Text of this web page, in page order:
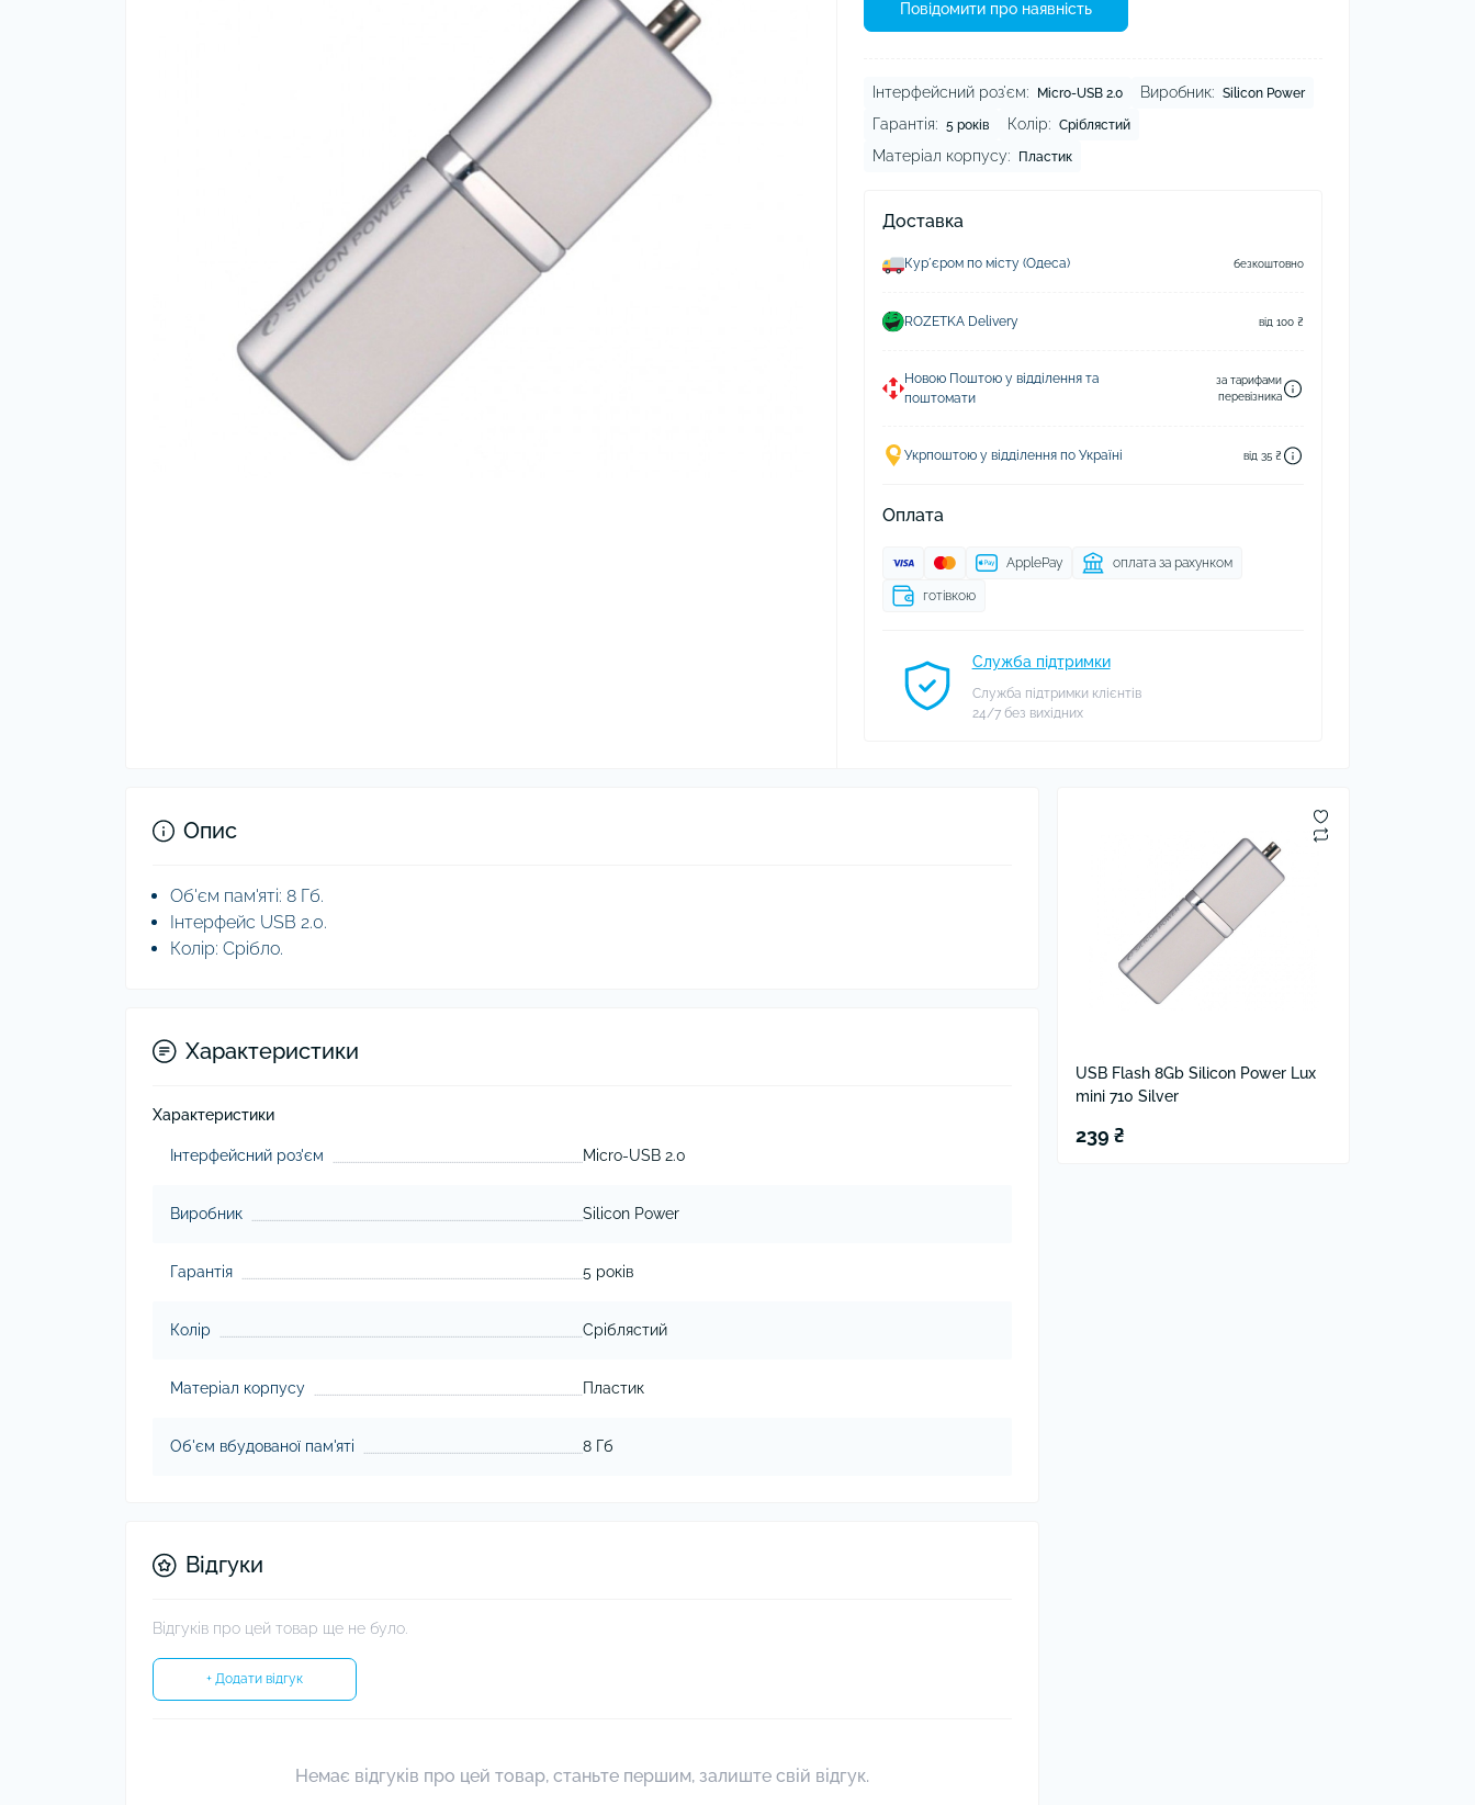
Чохли для навушників
Повідомити про наявність
Інтерфейсний роз'єм: Micro-USB 2.0 Виробник: Silicon Power
Гарантія: 5 років Колір: Сріблястий
Матеріал корпусу: Пластик
Доставка
Курʼєром по місту (Одеса) безкоштовно
ROZETKA Delivery від 100 ₴
Новою Поштою у відділення та
поштомати
за тарифами
перевізника
Укрпоштою у відділення по Україні від 35 ₴
Оплата
ApplePay оплата за рахунком
готівкою
Служба підтримки
Служба підтримки клієнтів
24/7 без вихідних
USB Flash 8Gb Silicon Power Lux
mini 710 Silver
239 ₴
Опис
Об'єм пам'яті: 8 Гб.
Інтерфейс USB 2.0.
Колір: Срібло.
Характеристики
Характеристики
Інтерфейсний роз'єм Micro-USB 2.0
Виробник Silicon Power
Гарантія 5 років
Колір Сріблястий
Матеріал корпусу Пластик
Об'єм вбудованої пам'яті 8 Гб
Відгуки
Відгуків про цей товар ще не було.
+ Додати відгук
Немає відгуків про цей товар, станьте першим, залиште свій відгук.